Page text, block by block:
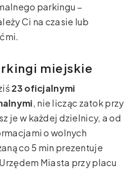
parkingu –
Ci na czasie lub
miejskie
23 oficjalnymi
, nie licząc zatok przy
je w każdej dzielnicy, a od
o wolnych
co 5 min prezentuje
Miasta przy placu